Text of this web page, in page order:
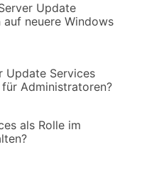
Update
neuere Windows
Update Services
Administratoren?
als Rolle im